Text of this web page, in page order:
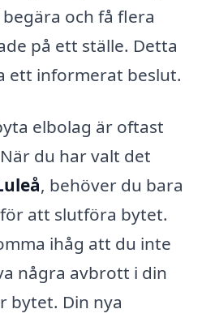
och få flera
på ett ställe. Detta
ett informerat beslut.
elbolag är oftast
du har valt det
, behöver du bara
att slutföra bytet.
ihåg att du inte
några avbrott i din
bytet. Din nya